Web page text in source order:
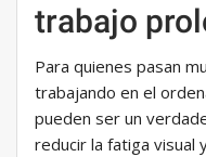
trabajo
Para quienes pasan
trabajando en el
pueden ser un
reducir la fatiga visual